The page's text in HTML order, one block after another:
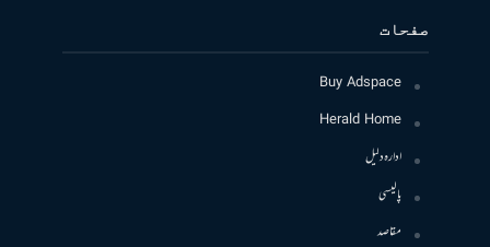
صفحات
Buy Adspace
Herald Home
ادارہ دلیل
پالیسی
مقاصد